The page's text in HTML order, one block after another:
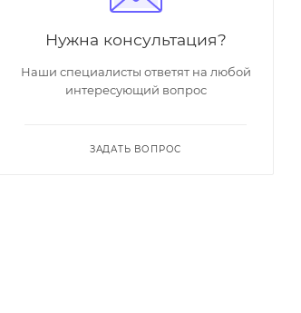
Нужна консультация?
Наши специалисты ответят на любой
интересующий вопрос
ЗАДАТЬ ВОПРОС